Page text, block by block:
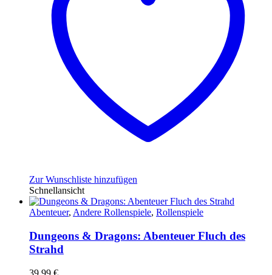
Zur Wunschliste hinzufügen
Schnellansicht
Abenteuer, Andere Rollenspiele, Rollenspiele
Dungeons & Dragons: Abenteuer Fluch des
Strahd
39,99 €